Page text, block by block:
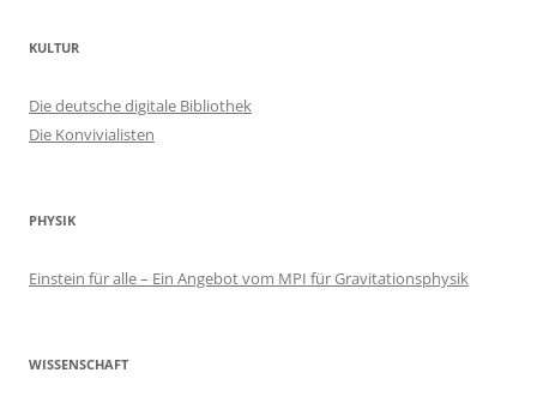
KULTUR
Die deutsche digitale Bibliothek
Die Konvivialisten
PHYSIK
Einstein für alle – Ein Angebot vom MPI für Gravitationsphysik
WISSENSCHAFT